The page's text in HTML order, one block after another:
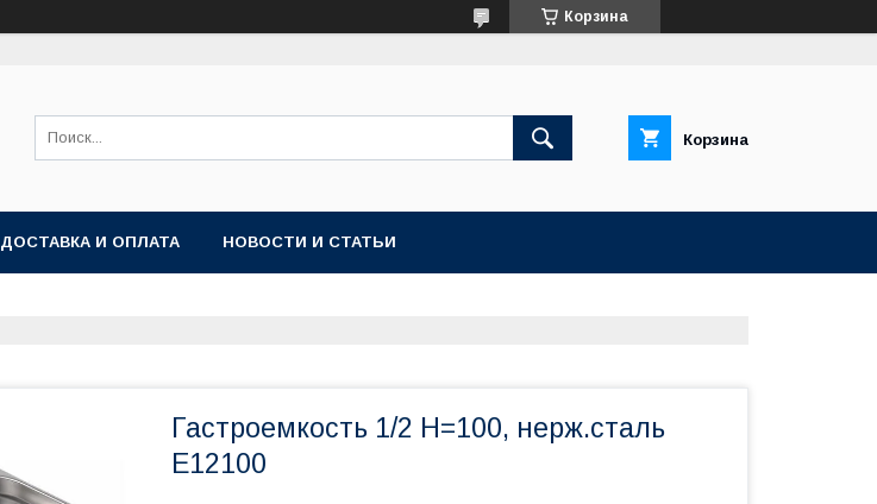
Корзина
Корзина
ДОСТАВКА И ОПЛАТА НОВОСТИ И СТАТЬИ
Гастроемкость 1/2 Н=100, нерж.сталь
E12100